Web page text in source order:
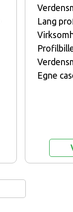
Lang
Egne